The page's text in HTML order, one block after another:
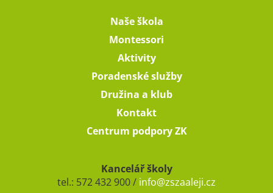
Naše škola
Montessori
Aktivity
Poradenské služby
Družina a klub
Kontakt
Centrum podpory ZK
Kancelář školy
tel.: 572 432 900 / info@zszaaleji.cz